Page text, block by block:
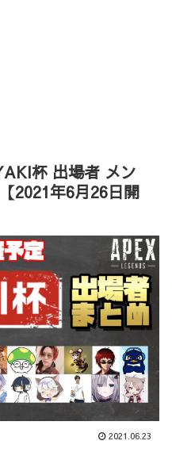
杯 出場者 メン
2021年6月26日開
2021.06.23